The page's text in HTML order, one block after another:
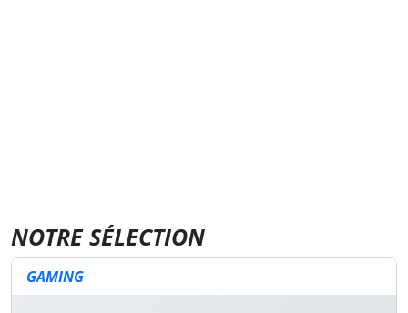
NOTRE SÉLECTION
GAMING